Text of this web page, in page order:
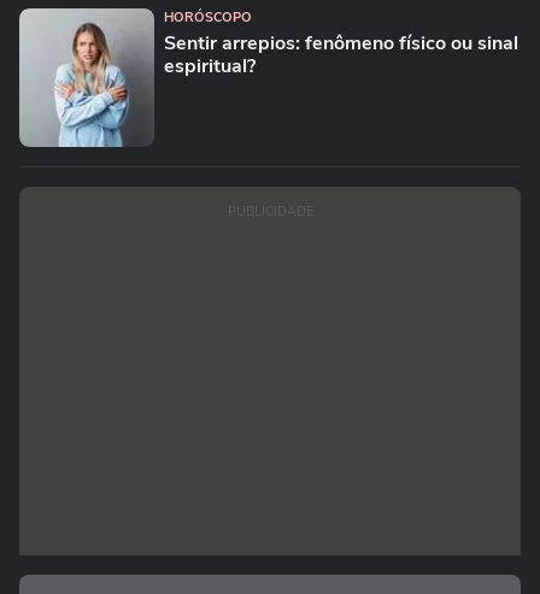
HORÓSCOPO
Sentir arrepios: fenômeno físico ou sinal
espiritual?
PUBLICIDADE